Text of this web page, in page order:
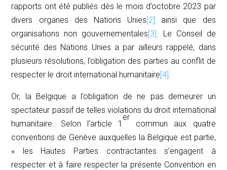
rapports ont été publiés dès le mois d’octobre 2023 par
divers organes des Nations Unies[2]
ainsi que des
organisations non gouvernementales[3]. Le Conseil de
sécurité des Nations Unies a par ailleurs rappelé, dans
plusieurs résolutions, l’obligation des parties au conflit de
respecter le droit international humanitaire[4].
Or, la Belgique a l’obligation de ne pas demeurer un
spectateur passif de telles violations du droit international
humanitaire. Selon l’article 1
er
commun aux quatre
conventions de Genève auxquelles la Belgique est partie,
« les Hautes Parties contractantes s’engagent à
respecter et à faire respecter la présente Convention en